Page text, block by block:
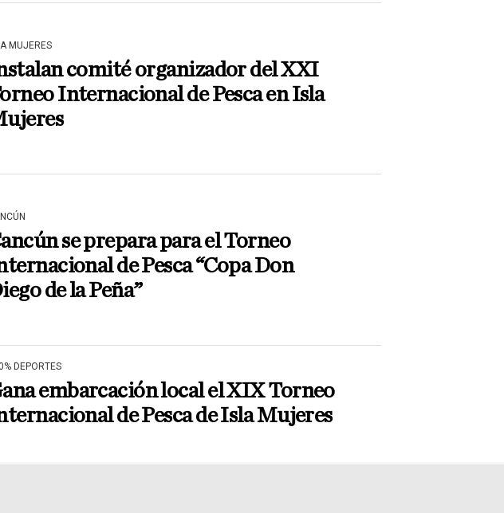
MUJERES
comité organizador del XXI
Internacional de Pesca en Isla
se prepara para el Torneo
de Pesca “Copa Don
de la Peña”
DEPORTES
embarcación local el XIX Torneo
de Pesca de Isla Mujeres